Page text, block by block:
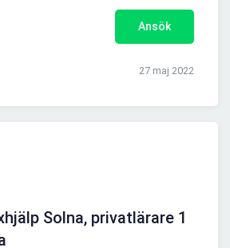
Ansök
27 maj 2022
Solna, privatlärare 1